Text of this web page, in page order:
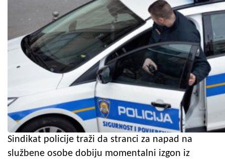
Sindikat policije traži da stranci za napad na
službene osobe dobiju momentalni izgon iz